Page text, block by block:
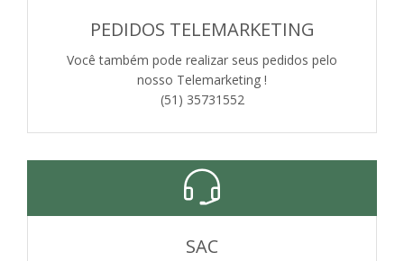
PEDIDOS TELEMARKETING
Você também pode realizar seus pedidos pelo
nosso Telemarketing !
(51) 35731552
SAC